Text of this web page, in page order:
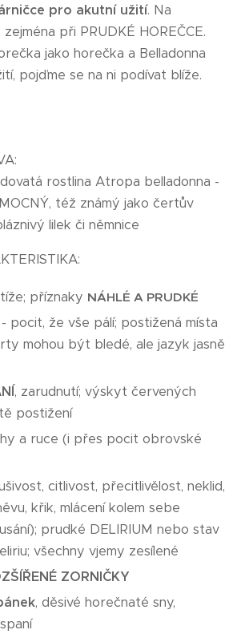
pro akutní užití. Na
při PRUDKÉ HOREČCE.
jako horečka a Belladonna
pojďme se na ni podívat blíže.
rostlina Atropa belladonna -
též známý jako čertův
lilek či němnice
příznaky NÁHLÉ A PRUDKÉ
- pocit, že vše pálí; postižená místa
mohou být bledé, ale jazyk jasně
, zarudnutí; výskyt červených
postižení
a ruce (i přes pocit obrovské
citlivost, přecitlivělost, neklid,
křik, mlácení kolem sebe
prudké DELIRIUM nebo stav
všechny vjemy zesílené
ZORNIČKY
, děsivé horečnaté sny,